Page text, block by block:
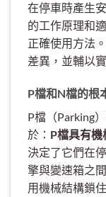
在停車時產生
的工作原理和
正確使用方法
差異，並輔以
P檔和N檔的根
P檔（Parking
於： P檔具有
決定了它們在
擎與變速箱之
用機械結構鎖